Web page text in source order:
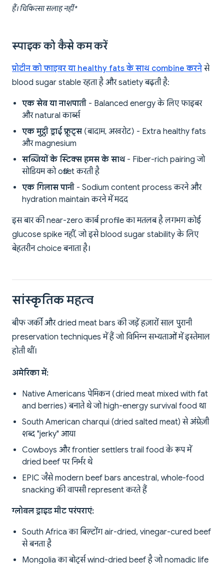
हैं। चिकित्सा सलाह नहीं*
स्पाइक को कैसे कम करें
प्रोटीन को फाइबर या healthy fats के साथ combine करनेसे
blood sugar stable रहता है और satiety बढ़ती है:
एक सेब या नाशपाती - Balanced energy के लिए फाइबर
और natural कार्ब्स
एक मुट्ठी ड्राई फ्रूट्स (बादाम, अखरोट) - Extra healthy fats
और magnesium
सब्जियों के स्टिक्स हमस के साथ- Fiber-rich pairing जो
सोडियम को offset करती है
एक गिलास पानी - Sodium content process करने और
hydration maintain करने में मदद
इस बार की near-zero कार्ब profile का मतलब है लगभग कोई
glucose spike नहीं, जो इसे blood sugar stability के लिए
बेहतरीन choice बनाता है।
सांस्कृतिक महत्व
बीफ जर्की और dried meat bars की जड़ें हज़ारों साल पुरानी
preservation techniques में हैं जो विभिन्न सभ्यताओं में इस्तेमाल
होती थीं।
अमेरिका में:
Native Americans पेमिकन (dried meat mixed with fat
and berries) बनाते थे जो high-energy survival food था
South American charqui (dried salted meat) से अंग्रेज़ी
शब्द "jerky" आया
Cowboys और frontier settlers trail food के रूप में
dried beef पर निर्भर थे
EPIC जैसे modern beef bars ancestral, whole-food
snacking की वापसी represent करते हैं
ग्लोबल ड्राइड मीट परंपराएं:
South Africa का बिल्टोंग air-dried, vinegar-cured beef
से बनता है
Mongolia का बोर्ट्स wind-dried beef है जो nomadic life